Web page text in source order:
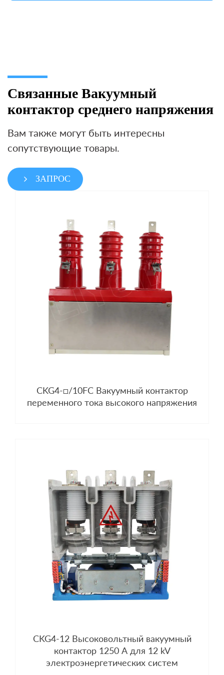
Связанные Вакуумный
контактор среднего напряжения
Вам также могут быть интересны
сопутствующие товары.
ЗАПРОС
CKG4-□/10FC Вакуумный контактор
переменного тока высокого напряжения
CKG4-12 Высоковольтный вакуумный
контактор 1250 A для 12 kV
электроэнергетических систем